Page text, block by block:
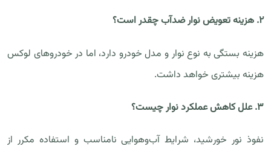
۲. هزینه تعویض نوار ضدآب چقدر است؟
هزینه بستگی به نوع نوار و مدل خودرو دارد، اما در خودروهای لوکس
هزینه بیشتری خواهد داشت.
۳. علل کاهش عملکرد نوار چیست؟
نفوذ نور خورشید، شرایط آب‌وهوایی نامناسب و استفاده مکرر از